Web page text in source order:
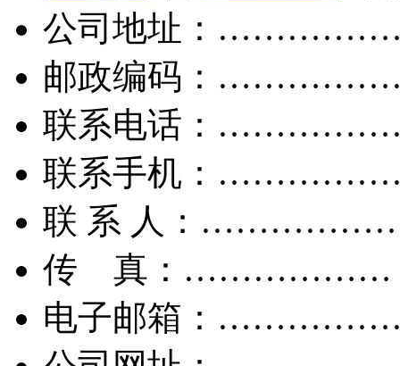
公司地址：
邮政编码：
联系电话：
联系手机：
联 系 人：
传 真：………………
电子邮箱：